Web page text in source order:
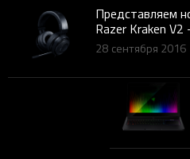
Представляем
Razer Kraken V2
обновленными
динамиками,
алюминиевой
повышенным
комфорта для
кибеспортсменов
28 сентября 2016